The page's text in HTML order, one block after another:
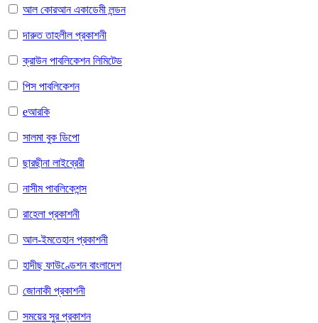
আল কোরআন একাডেমী লন্ডন
দারুত তাহলীল প্রকাশনী
ক্রাউন পাবলিকেশন লিমিটেড
পিস পাবলিকেশন
eআরকি
সালমা বুক ডিপো
ছারছীনা লাইব্রেরী
নাসীম পাবলিকেশন্স
রাহেলা প্রকাশনী
আল-ইমতেহান প্রকাশনী
হাদীছ ফাউণ্ডেশন বাংলাদেশ
জোনাকী প্রকাশনী
সময়ের সুর প্রকাশন